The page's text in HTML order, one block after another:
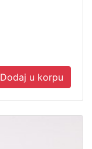
Dodaj u korpu